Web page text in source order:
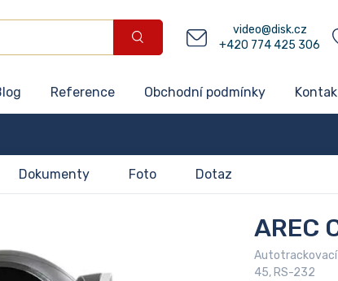
video@disk.cz
+420 774 425 306
Reference Obchodní podmínky
Dokumenty Foto Dotaz
AREC
Autotrackovací
45, RS-232